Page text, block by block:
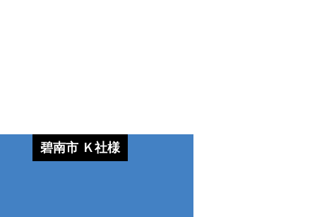
碧南市 Ｋ社様